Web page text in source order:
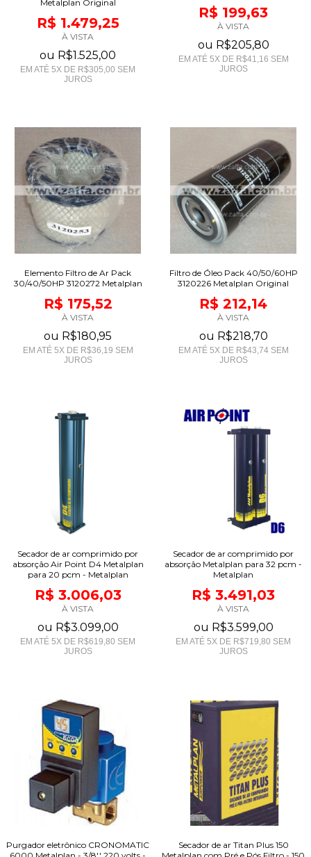
Metalplan Original
R$ 1.479,25
À VISTA
ou R$1.525,00
EM ATÉ 5X DE R$305,00 SEM
JUROS
R$ 199,63
À VISTA
ou R$205,80
EM ATÉ 5X DE R$41,16 SEM
JUROS
Elemento Filtro de Ar Pack
30/40/50HP 3120272 Metalplan
R$ 175,52
À VISTA
ou R$180,95
EM ATÉ 5X DE R$36,19 SEM
JUROS
Filtro de Óleo Pack 40/50/60HP
3120226 Metalplan Original
R$ 212,14
À VISTA
ou R$218,70
EM ATÉ 5X DE R$43,74SEM
JUROS
Secador de ar comprimido por
absorção Air Point D4 Metalplan
para 20 pcm - Metalplan
R$ 3.006,03
À VISTA
ou R$3.099,00
EM ATÉ 5X DE R$619,80 SEM
JUROS
Secador de ar comprimido por
absorção Metalplan para 32 pcm -
Metalplan
R$ 3.491,03
À VISTA
ou R$3.599,00
EM ATÉ 5X DE R$719,80 SEM
JUROS
Purgador eletrônico CRONOMATIC
6000 Metalplan - 3/8'' 220 volts -
Secador de ar Titan Plus 150
Metalplan com Pré e Pós Filtro - 150